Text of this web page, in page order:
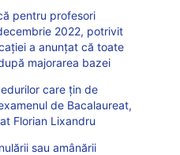
pentru profesori
2022, potrivit
a anunțat că toate
majorarea bazei
care țin de
de Bacalaureat,
Florian Lixandru
sau amânării